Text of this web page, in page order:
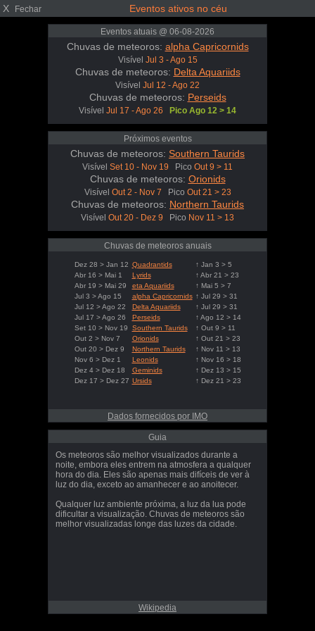
X Fechar Eventos ativos no céu
Eventos atuais @ 06-08-2026
Chuvas de meteoros: alpha Capricornids
Visível Jul 3 - Ago 15
Chuvas de meteoros: Delta Aquariids
Visível Jul 12 - Ago 22
Chuvas de meteoros: Perseids
Visível Jul 17 - Ago 26 Pico Ago 12 > 14
Próximos eventos
Chuvas de meteoros: Southern Taurids
Visível Set 10 - Nov 19 Pico Out 9 > 11
Chuvas de meteoros: Orionids
Visível Out 2 - Nov 7 Pico Out 21 > 23
Chuvas de meteoros: Northern Taurids
Visível Out 20 - Dez 9 Pico Nov 11 > 13
Chuvas de meteoros anuais
Dez 28 > Jan 12 Quadrantids
↑ Jan 3 > 5
Abr 16 > Mai 1
Lyrids
↑ Abr 21 > 23
Abr 19 > Mai 29
eta Aquariids
↑ Mai 5 > 7
Jul 3 > Ago 15
alpha Capricornids ↑ Jul 29 > 31
Jul 12 > Ago 22
Delta Aquariids
↑ Jul 29 > 31
Jul 17 > Ago 26
Perseids
↑ Ago 12 > 14
Set 10 > Nov 19
Southern Taurids
↑ Out 9 > 11
Out 2 > Nov 7
Orionids
↑ Out 21 > 23
Out 20 > Dez 9
Northern Taurids
↑ Nov 11 > 13
Nov 6 > Dez 1
Leonids
↑ Nov 16 > 18
Dez 4 > Dez 18
Geminids
↑ Dez 13 > 15
Dez 17 > Dez 27 Ursids ↑ Dez 21 > 23
Dados fornecidos por IMO
Guia
Os meteoros são melhor visualizados durante a
noite, embora eles entrem na atmosfera a qualquer
hora do dia. Eles são apenas mais difíceis de ver à
luz do dia, exceto ao amanhecer e ao anoitecer.
Qualquer luz ambiente próxima, a luz da lua pode
dificultar a visualização. Chuvas de meteoros são
melhor visualizadas longe das luzes da cidade.
Wikipedia